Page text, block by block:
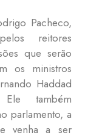
Pacheco,
reitores
que serão
os ministros
Haddad
também
parlamento, a
venha a ser